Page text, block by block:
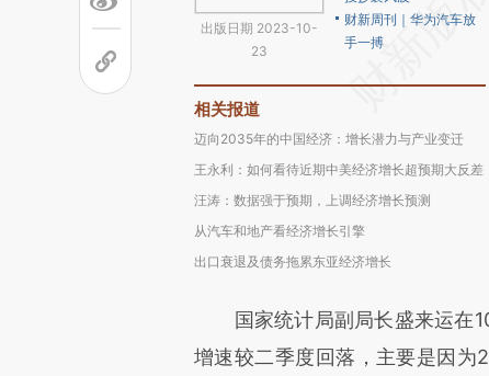
出版日期 2023-10-
23
财新周刊｜华为汽车放
手一搏
相关报道
迈向2035年的中国经济：增长潜力与产业变迁
王永利：如何看待近期中美经济增长超预期大反差
汪涛：数据强于预期，上调经济增长预测
从汽车和地产看经济增长引擎
出口衰退及债务拖累东亚经济增长
国家统计局副局长盛来运在10
增速较二季度回落，主要是因